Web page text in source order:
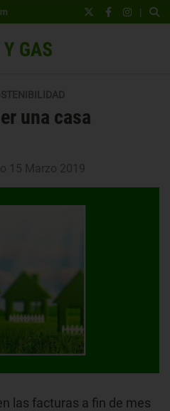
|
una casa
15 Marzo 2019
las facturas a fin de mes